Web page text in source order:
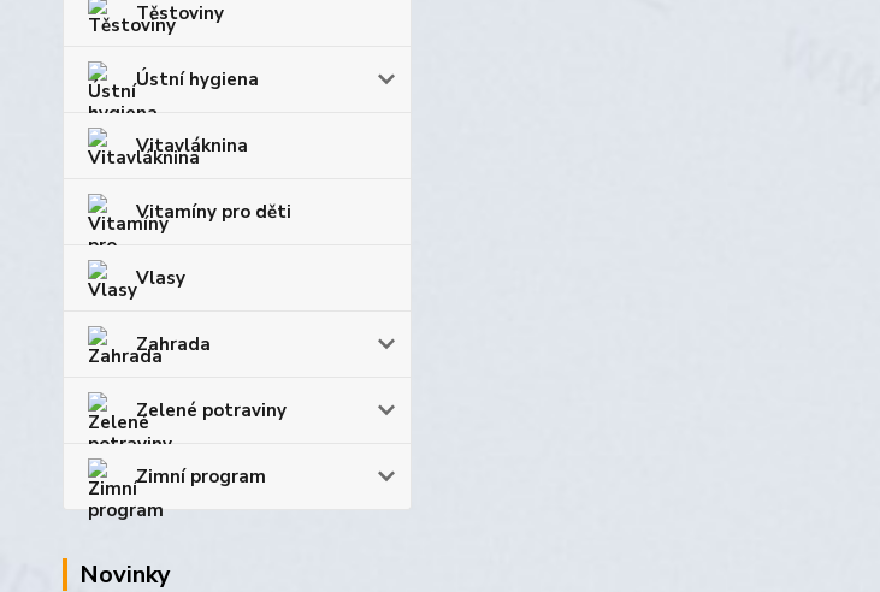
Těstoviny
Ústní hygiena
Vitavláknina
Vitamíny pro děti
Vlasy
Zahrada
Zelené potraviny
Zimní program
Novinky